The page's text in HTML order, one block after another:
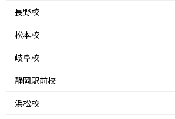
長野校
松本校
岐阜校
静岡駅前校
浜松校